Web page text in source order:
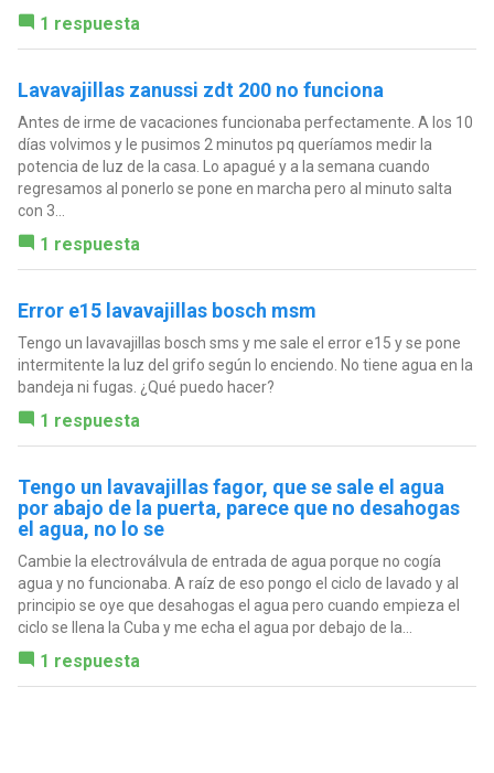
1 respuesta
Lavavajillas zanussi zdt 200 no funciona
Antes de irme de vacaciones funcionaba perfectamente. A los 10
días volvimos y le pusimos 2 minutos pq queríamos medir la
potencia de luz de la casa. Lo apagué y a la semana cuando
regresamos al ponerlo se pone en marcha pero al minuto salta
con 3...
1 respuesta
Error e15 lavavajillas bosch msm
Tengo un lavavajillas bosch sms y me sale el error e15 y se pone
intermitente la luz del grifo según lo enciendo. No tiene agua en la
bandeja ni fugas. ¿Qué puedo hacer?
1 respuesta
Tengo un lavavajillas fagor, que se sale el agua
por abajo de la puerta, parece que no desahogas
el agua, no lo se
Cambie la electroválvula de entrada de agua porque no cogía
agua y no funcionaba. A raíz de eso pongo el ciclo de lavado y al
principio se oye que desahogas el agua pero cuando empieza el
ciclo se llena la Cuba y me echa el agua por debajo de la...
1 respuesta